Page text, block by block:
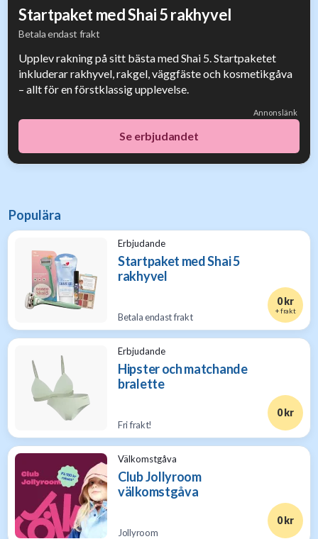
Startpaket med Shai 5 rakhyvel
Betala endast frakt
Upplev rakning på sitt bästa med Shai 5. Startpaketet
inkluderar rakhyvel, rakgel, väggfäste och kosmetikgåva
– allt för en förstklassig upplevelse.
Annonslänk
Se erbjudandet
Populära
Erbjudande
Startpaket med Shai 5
rakhyvel
Betala endast frakt
0 kr
+ frakt
Erbjudande
Hipster och matchande
bralette
Fri frakt!
0 kr
Välkomstgåva
Club Jollyroom
välkomstgåva
Jollyroom
0 kr